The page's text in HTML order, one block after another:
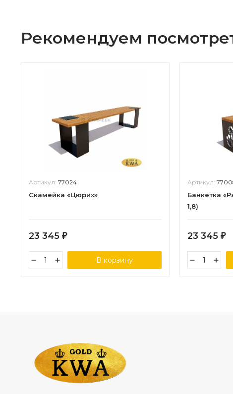
Рекомендуем
Артикул: 77024
Скамейка «Цюрих»
23 345 ₽
В корзину
Артикул:
Банкетка
1,8)
23 345 ₽